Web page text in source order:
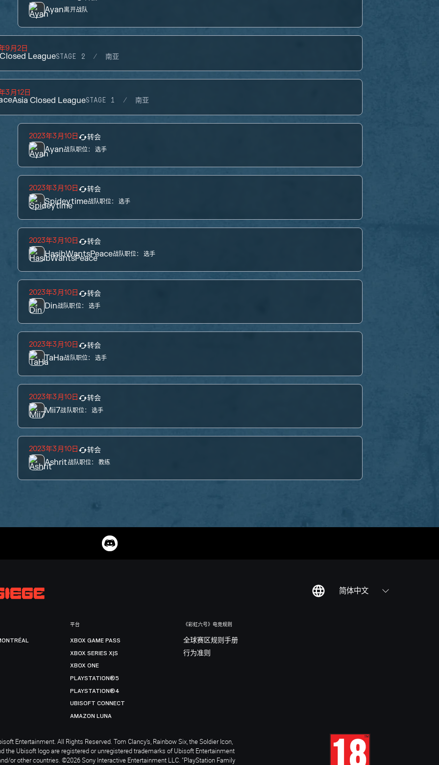
Ayan离开战队
9月2日
LeagueSTAGE 2 南亚
3月12日
Asia Closed LeagueSTAGE 1 南亚
2023年3月10日 转会
Ayan战队职位： 选手
2023年3月10日 转会
Spideytime战队职位： 选手
2023年3月10日 转会
HasibWantsPeace战队职位： 选手
2023年3月10日 转会
Din战队职位： 选手
2023年3月10日 转会
TaHa战队职位： 选手
2023年3月10日 转会
Mii7战队职位： 选手
2023年3月10日 转会
Ashrit战队职位： 教练
简体中文
平台
XBOX GAME PASS
XBOX SERIES X|S
XBOX ONE
PLAYSTATION®5
PLAYSTATION®4
UBISOFT CONNECT
AMAZON LUNA
《彩虹六号》电竞规则
全球赛区规则手册
行为准则
Entertainment. All Rights Reserved. Tom Clancy’s, Rainbow Six, the Soldier Icon,
the Ubisoft logo are registered or unregistered trademarks of Ubisoft Entertainment
or other countries. ©2026 Sony Interactive Entertainment LLC. "PlayStation Family